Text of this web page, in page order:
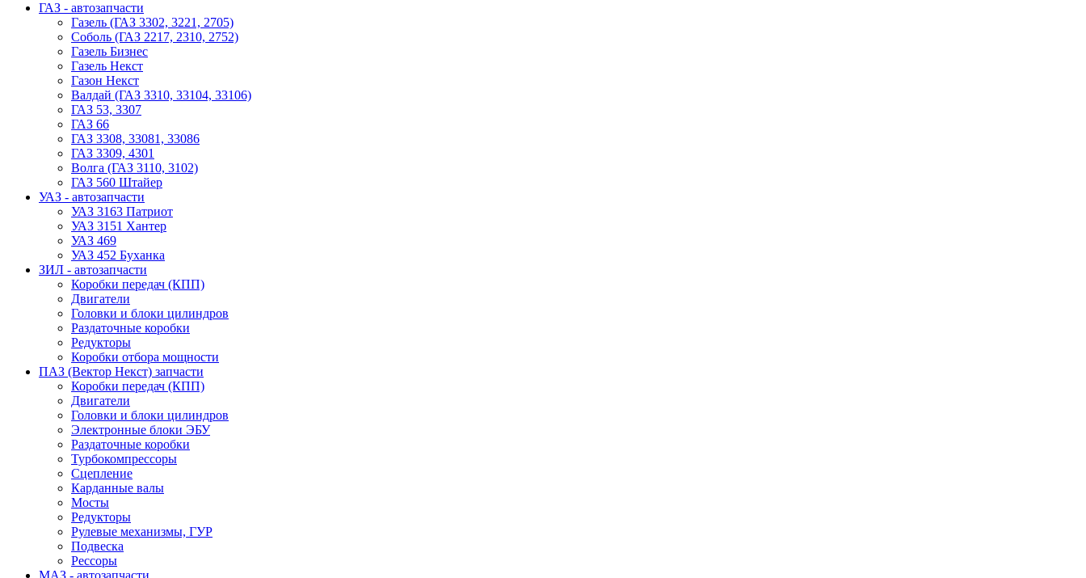
ГАЗ - автозапчасти
Газель (ГАЗ 3302, 3221, 2705)
Соболь (ГАЗ 2217, 2310, 2752)
Газель Бизнес
Газель Некст
Газон Некст
Валдай (ГАЗ 3310, 33104, 33106)
ГАЗ 53, 3307
ГАЗ 66
ГАЗ 3308, 33081, 33086
ГАЗ 3309, 4301
Волга (ГАЗ 3110, 3102)
ГАЗ 560 Штайер
УАЗ - автозапчасти
УАЗ 3163 Патриот
УАЗ 3151 Хантер
УАЗ 469
УАЗ 452 Буханка
ЗИЛ - автозапчасти
Коробки передач (КПП)
Двигатели
Головки и блоки цилиндров
Раздаточные коробки
Редукторы
Коробки отбора мощности
ПАЗ (Вектор Некст) запчасти
Коробки передач (КПП)
Двигатели
Головки и блоки цилиндров
Электронные блоки ЭБУ
Раздаточные коробки
Турбокомпрессоры
Сцепление
Карданные валы
Мосты
Редукторы
Рулевые механизмы, ГУР
Подвеска
Рессоры
МАЗ - автозапчасти